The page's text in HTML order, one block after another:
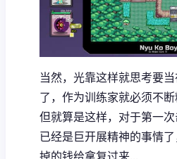
当然，光靠这样就思考要
了，作为训练家就必须不断
但就算是这样，对于第一
已经是巨开展精神的事情